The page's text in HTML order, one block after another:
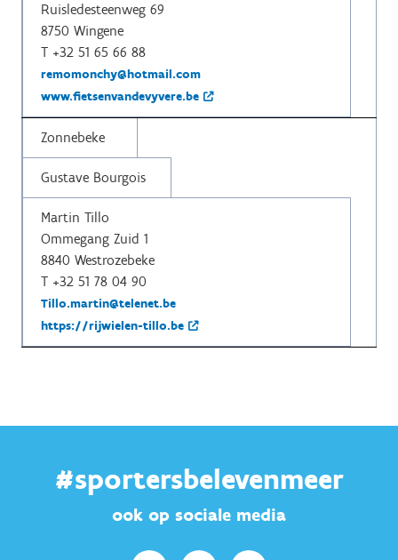
Ruisledesteenweg 69
8750 Wingene
T +32 51 65 66 88
remomonchy@hotmail.com
www.fietsenvandevyvere.be
Zonnebeke
Gustave Bourgois
Martin Tillo
Ommegang Zuid 1
8840 Westrozebeke
T +32 51 78 04 90
Tillo.martin@telenet.be
https://rijwielen-tillo.be
#sportersbelevenmeer
ook op sociale media